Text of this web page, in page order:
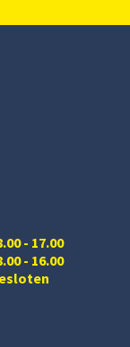
- 17.00
- 16.00